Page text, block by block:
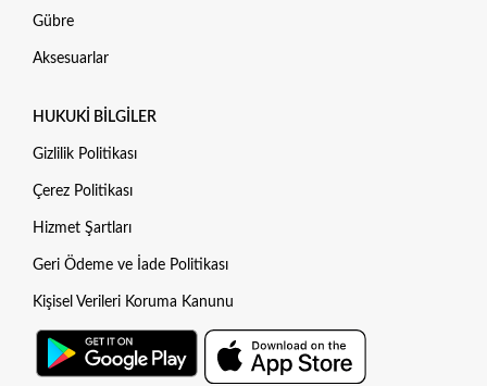
Gübre
Aksesuarlar
HUKUKI BILGILER
Gizlilik Politikası
Çerez Politikası
Hizmet Şartları
Geri Ödeme ve İade Politikası
Kişisel Verileri Koruma Kanunu